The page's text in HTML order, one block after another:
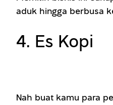
aduk hingga berbusa
4. Es Kopi
Nah buat kamu para